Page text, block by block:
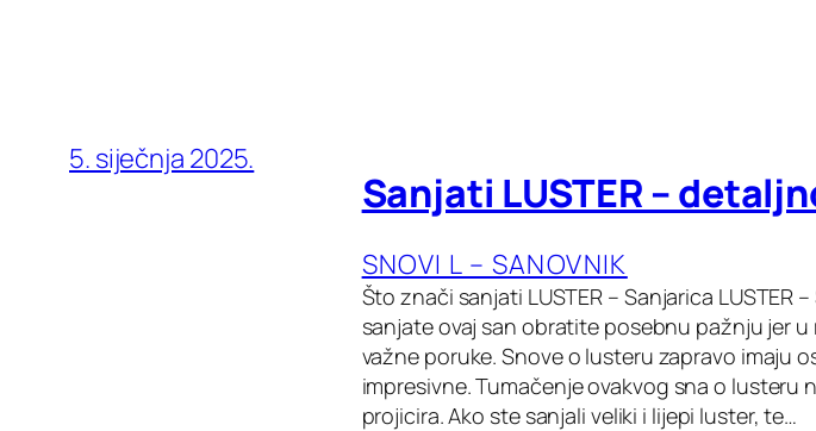
5. siječnja 2025.
Sanjati LUSTER –
SNOVI L – SANOVNIK
Što znači sanjati LUSTER – Sanjarica
sanjate ovaj san obratite posebnu pažnju jer
važne poruke. Snove o lusteru zapravo imaju
impresivne. Tumačenje ovakvog sna o
projicira. Ako ste sanjali veliki i lijepi luster, te…